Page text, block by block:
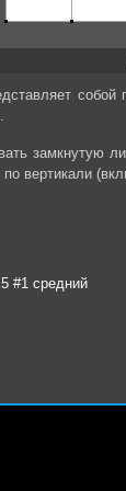
замкнутую
по вертикали
#1 средний